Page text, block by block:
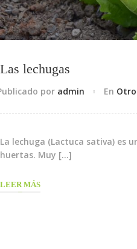
Las lechugas
por admin En
La lechuga (Lactuca sativa) es
huertas. Muy […]
LEER MÁS